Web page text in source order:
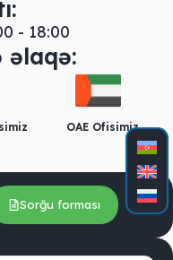
- 18:00
əlaqə:
OAE Ofisimiz
Sorğu forması